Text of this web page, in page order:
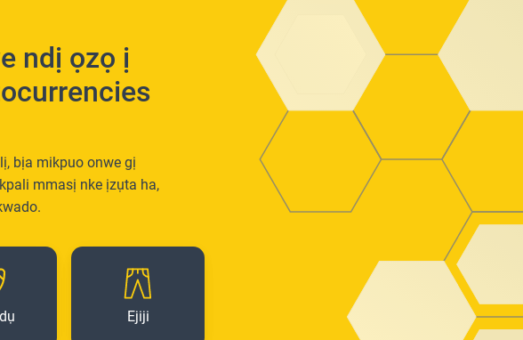
ndị ọzọ ị
bịa mikpuo onwe gị
mmasị nke ịzụta ha,
Ejiji